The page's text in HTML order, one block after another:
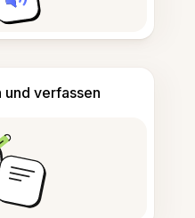
und verfassen